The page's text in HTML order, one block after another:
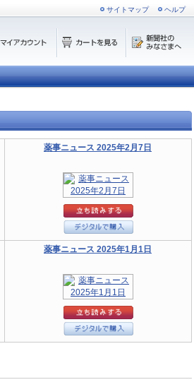
サイトマップ ヘルプ
薬事ニュース 2025年2月7日
薬事ニュース 2025年1月1日